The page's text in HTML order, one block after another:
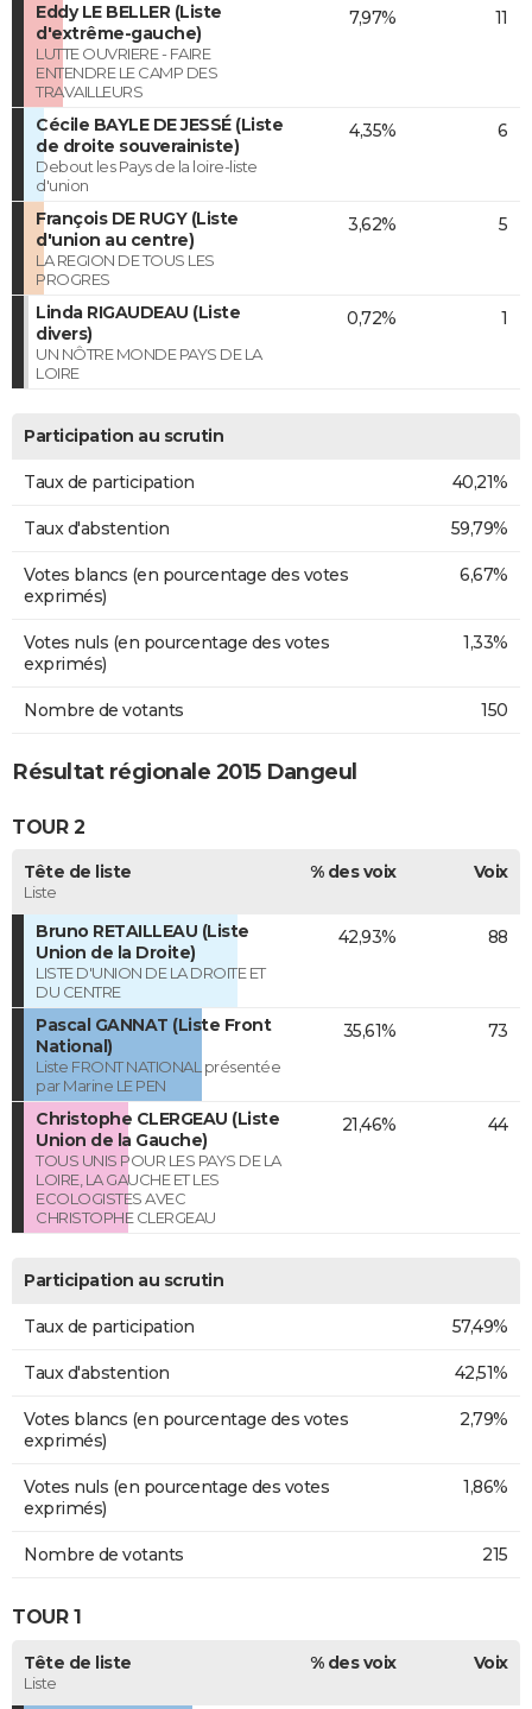
Eddy LE BELLER (Liste
d'extrême-gauche)
LUTTE OUVRIERE - FAIRE
ENTENDRE LE CAMP DES
TRAVAILLEURS
7,97% 11
Cécile BAYLE DE JESSÉ (Liste
de droite souverainiste)
Debout les Pays de la loire-liste
d'union
4,35% 6
François DE RUGY (Liste
d'union au centre)
LA REGION DE TOUS LES
PROGRES
3,62% 5
Linda RIGAUDEAU (Liste
divers)
UN NÔTRE MONDE PAYS DE LA
LOIRE
0,72% 1
Participation au scrutin
Taux de participation 40,21%
Taux d'abstention 59,79%
Votes blancs (en pourcentage des votes
exprimés)
6,67%
Votes nuls (en pourcentage des votes
exprimés)
1,33%
Nombre de votants 150
Résultat régionale 2015 Dangeul
TOUR 2
Tête de liste
Liste
% des voix Voix
Bruno RETAILLEAU (Liste
Union de la Droite)
LISTE D'UNION DE LA DROITE ET
DU CENTRE
42,93% 88
Pascal GANNAT (Liste Front
National)
Liste FRONT NATIONAL présentée
par Marine LE PEN
35,61% 73
Christophe CLERGEAU (Liste
Union de la Gauche)
TOUS UNIS POUR LES PAYS DE LA
LOIRE, LA GAUCHE ET LES
ECOLOGISTES AVEC
CHRISTOPHE CLERGEAU
21,46% 44
Participation au scrutin
Taux de participation 57,49%
Taux d'abstention 42,51%
Votes blancs (en pourcentage des votes
exprimés)
2,79%
Votes nuls (en pourcentage des votes
exprimés)
1,86%
Nombre de votants 215
TOUR 1
Tête de liste
Liste
% des voix Voix